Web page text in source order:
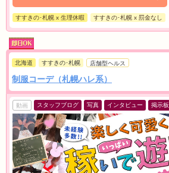
すすきの･札幌 x 生理休暇 すすきの･札幌 x 罰金なし
北海道 すすきの･札幌 店舗型ヘルス
制服コーデ（札幌ハレ系）
動画 スタッフブログ 写真 インタビュー 掲示板